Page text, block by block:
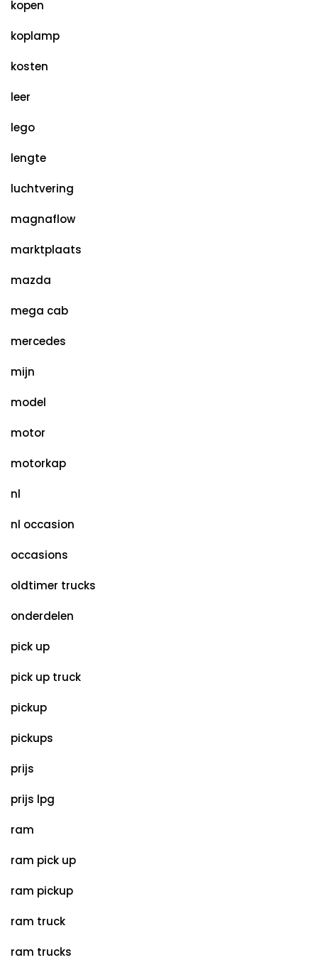
kopen
koplamp
kosten
leer
lego
lengte
luchtvering
magnaflow
marktplaats
mazda
mega cab
mercedes
mijn
model
motor
motorkap
nl
nl occasion
occasions
oldtimer trucks
onderdelen
pick up
pick up truck
pickup
pickups
prijs
prijs lpg
ram
ram pick up
ram pickup
ram truck
ram trucks